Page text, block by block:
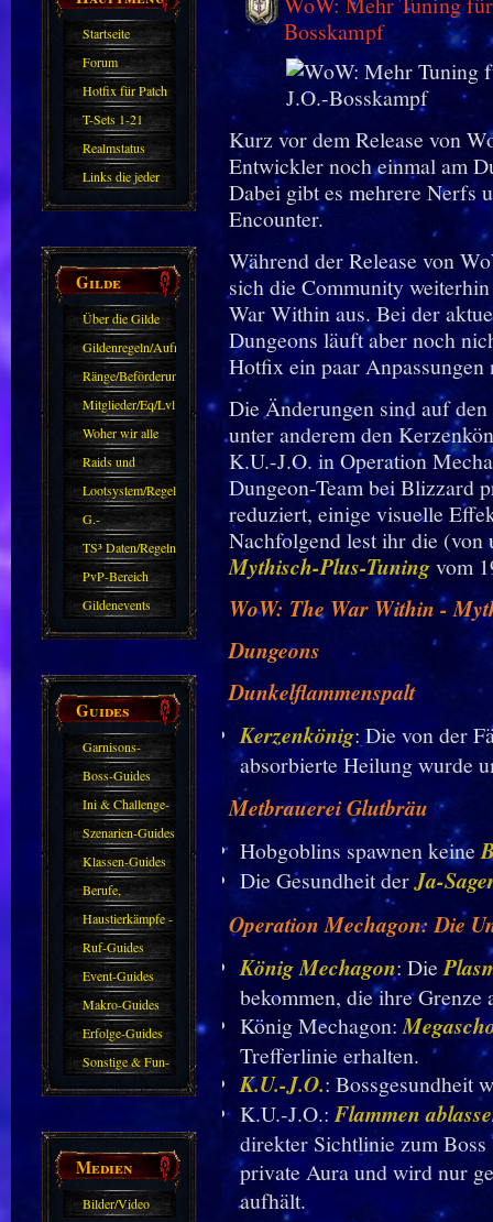
Startseite
Forum
Hotfix für Patch
11.X
T-Sets 1-21
Realmstatus
Links die jeder
kennen sollte?!
Gilde
Über die Gilde
(DAW)
Gildenregeln/Aufnahme
Ränge/Beförderungen
Mitglieder/Eq/Lvl
Woher wir alle
kommen.
Raids und
Zubehör
Lootsystem/Regeln
G.-
Sparkasse/Goldleihen
TS³ Daten/Regeln
PvP-Bereich
Gildenevents
Guides
Garnisons-
Guides
Boss-Guides
Ini & Challenge-
Guides
Szenarien-Guides
Klassen-Guides
Berufe,
Farmkarten und
Haustiere
Haustierkämpfe -
Guide
Ruf-Guides
Event-Guides
Makro-Guides
Erfolge-Guides
Sonstige & Fun-
Guides
Medien
Bilder/Video
Bosskampf
Kurz vor dem Release von
Entwickler noch einmal am
Dabei gibt es mehrere Nerfs
Encounter.
Während der Release von
sich die Community
War Within aus. Bei der
Dungeons läuft aber noch
Hotfix ein paar Anpassungen
Die Änderungen sind auf
unter anderem den
K.U.-J.O. in Operation
Dungeon-Team bei Blizzard
reduziert, einige visuelle
Nachfolgend lest ihr die (von
Mythisch-Plus-Tuningvom
WoW: The War Within -
Dungeons
Dunkelflammenspalt
Kerzenkönig: Die von der
absorbierte Heilung wurde
Metbrauerei Glutbräu
Hobgoblins spawnen keine
Die Gesundheit derJa-
Operation Mechagon: Die
König Mechagon: Die
bekommen, die ihre Grenze
König Mechagon:
Trefferlinie erhalten.
K.U.-J.O.: Bossgesundheit
K.U.-J.O.:Flammen
direkter Sichtlinie zum
private Aura und wird nur
aufhält.